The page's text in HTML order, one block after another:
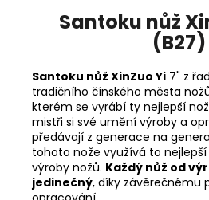
Santoku nůž
(B27)
Santoku nůž XinZuo Yi 7" z
tradičního čínského města
kterém se vyrábí ty nejlepší
mistři si své umění výroby a
předávají z generace na
tohoto nože využívá to
výroby nožů. Každý nůž od
jedinečný, díky závěrečnému